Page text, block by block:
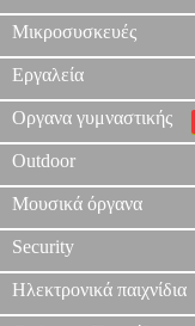
Μικροσυσκευές
Εργαλεία
Οργανα γυμναστικής
Outdoor
Μουσικά όργανα
Security
Ηλεκτρονικά παιχνίδια